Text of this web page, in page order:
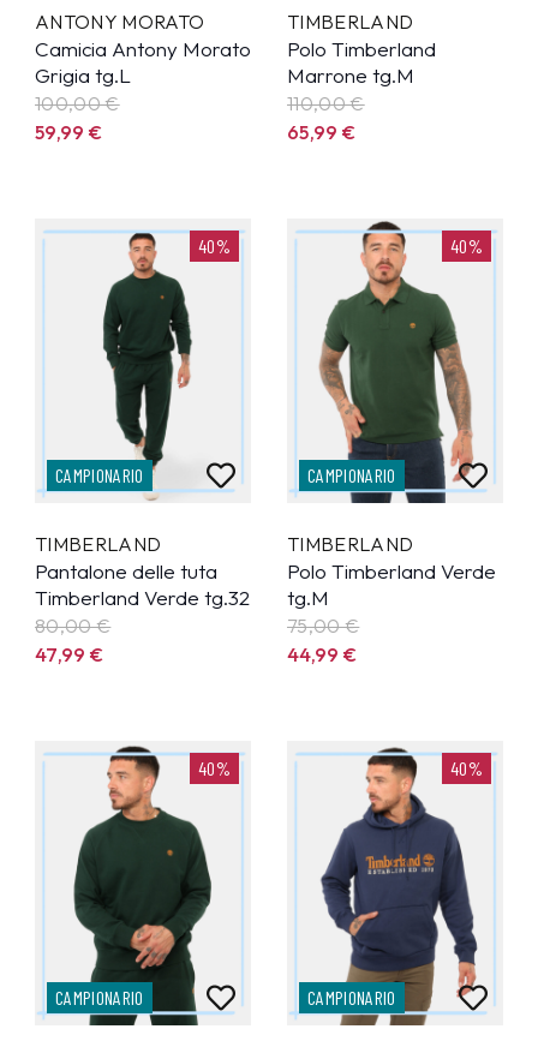
ANTONY MORATO
Camicia Antony Morato
Grigia tg.L
100,00 €
59,99€
TIMBERLAND
Polo Timberland
Marrone tg.M
110,00 €
65,99€
40%
CAMPIONARIO
TIMBERLAND
Pantalone delle tuta
Timberland Verde tg.32
80,00 €
47,99€
40%
CAMPIONARIO
TIMBERLAND
Polo Timberland Verde
tg.M
75,00 €
44,99€
40%
CAMPIONARIO
40%
CAMPIONARIO